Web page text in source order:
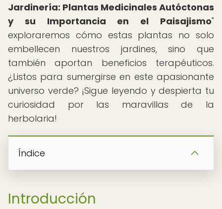
Jardinería: Plantas Medicinales Autóctonas
y su Importancia en el Paisajismo"
exploraremos cómo estas plantas no solo
embellecen nuestros jardines, sino que
también aportan beneficios terapéuticos.
¿Listos para sumergirse en este apasionante
universo verde? ¡Sigue leyendo y despierta tu
curiosidad por las maravillas de la
herbolaria!
Índice
Introducción